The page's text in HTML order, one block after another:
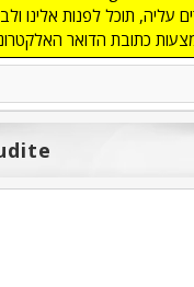
עליה, תוכל לפנות אלינו
כתובת הדואר